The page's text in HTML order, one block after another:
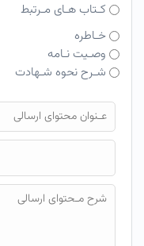
کـتاب هـای مـرتبط
خـاطره
وصـیت نـامه
شـرح نحوه شـهادت
فایل محتوای ارسالی